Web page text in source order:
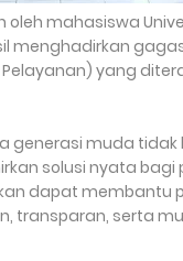
mahasiswa
menghadirkan
yang
generasi muda
solusi nyata bagi
dapat membantu
transparan, serta